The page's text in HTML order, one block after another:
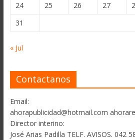
24
25 26 27
31
« Jul
Contactanos
Email:
ahorapublicidad@hotmail.com
Director interino:
José Arias Padilla TELF. AVISOS. 042